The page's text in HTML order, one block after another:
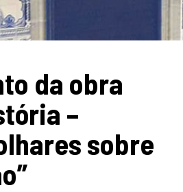
da obra
–
sobre